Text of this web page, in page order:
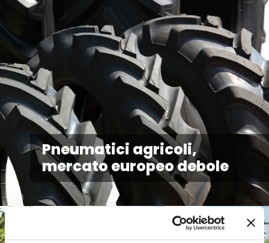
Pneumatici agricoli,
mercato europeo debole